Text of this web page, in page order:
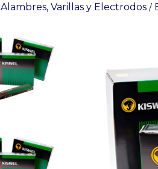
Alambres, Varillas y Electrodos /